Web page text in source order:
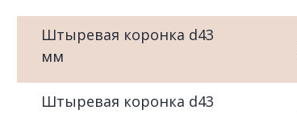
Штыревая коронка d43
мм
Штыревая коронка d43